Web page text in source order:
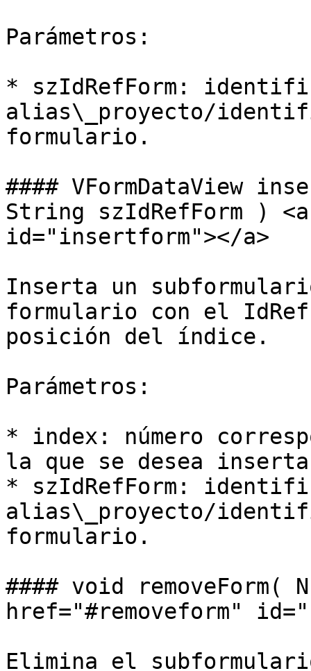
Parámetros:
* szIdRefForm:
alias\_proyecto/
formulario.
#### VFormDataView
String szIdRefForm )
id="insertform"></a>
Inserta un
formulario con el
posición del índice.
Parámetros:
* index: número
la que se desea
* szIdRefForm:
alias\_proyecto/
formulario.
#### void removeForm(
href="#removeform"
Elimina el